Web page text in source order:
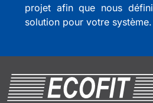
projet afin que nous
solution pour votre système.